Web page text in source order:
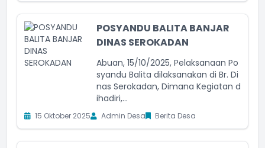
POSYANDU BALITA BANJAR
DINAS SEROKADAN
Abuan, 15/10/2025, Pelaksanaan Po
syandu Balita dilaksanakan di Br. Di
nas Serokadan, Dimana Kegiatan d
ihadiri,...
15 Oktober 2025 Admin Desa Berita Desa